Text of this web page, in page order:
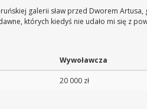
galerii sław przed Dworem
których kiedyś nie udało mi się z
Wywoławcza
20 000 zł